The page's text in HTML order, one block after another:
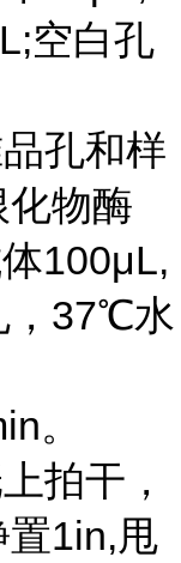
空白孔
孔和样
物酶
100μL,
，37℃水
。
拍干，
1in,甩